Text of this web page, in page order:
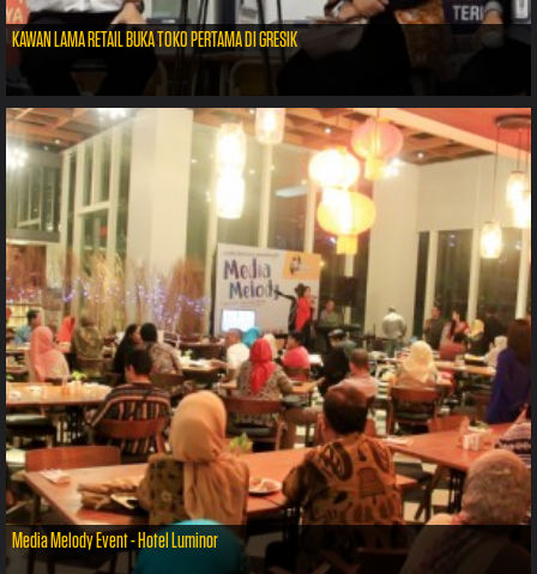
KAWAN LAMA RETAIL BUKA TOKO PERTAMA DI GRESIK
Media Melody Event - Hotel Luminor